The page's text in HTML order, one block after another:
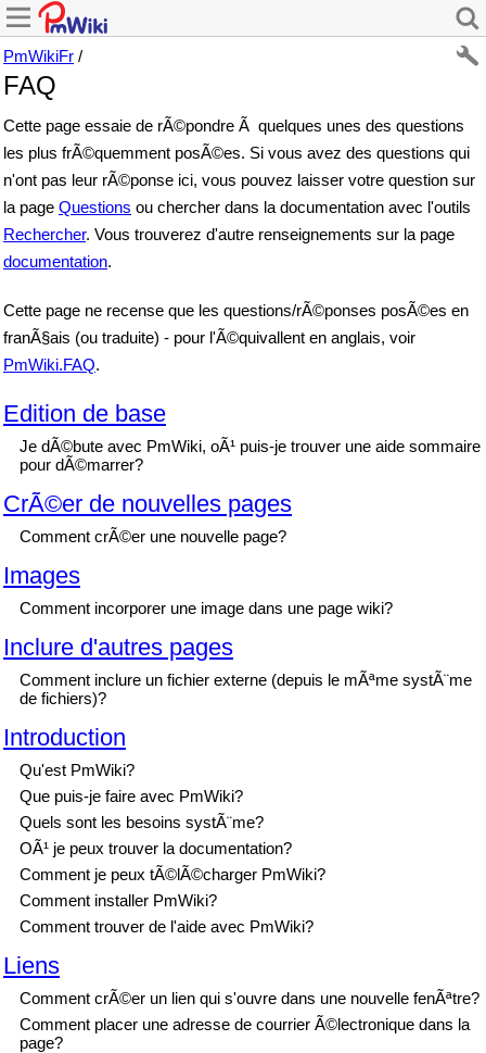
PmWikiFr /
FAQ
Cette page essaie de rÃ©pondre Ã quelques unes des questions
les plus frÃ©quemment posÃ©es. Si vous avez des questions qui
n'ont pas leur rÃ©ponse ici, vous pouvez laisser votre question sur
la page Questions ou chercher dans la documentation avec l'outils
Rechercher. Vous trouverez d'autre renseignements sur la page
documentation.
Cette page ne recense que les questions/rÃ©ponses posÃ©es en
franÃ§ais (ou traduite) - pour l'Ã©quivallent en anglais, voir
PmWiki.FAQ.
Edition de base
Je dÃ©bute avec PmWiki, oÃ¹ puis-je trouver une aide sommaire
pour dÃ©marrer?
CrÃ©er de nouvelles pages
Comment crÃ©er une nouvelle page?
Images
Comment incorporer une image dans une page wiki?
Inclure d'autres pages
Comment inclure un fichier externe (depuis le mÃªme systÃ¨me
de fichiers)?
Introduction
Qu'est PmWiki?
Que puis-je faire avec PmWiki?
Quels sont les besoins systÃ¨me?
OÃ¹ je peux trouver la documentation?
Comment je peux tÃ©lÃ©charger PmWiki?
Comment installer PmWiki?
Comment trouver de l'aide avec PmWiki?
Liens
Comment crÃ©er un lien qui s'ouvre dans une nouvelle fenÃªtre?
Comment placer une adresse de courrier Ã©lectronique dans la
page?